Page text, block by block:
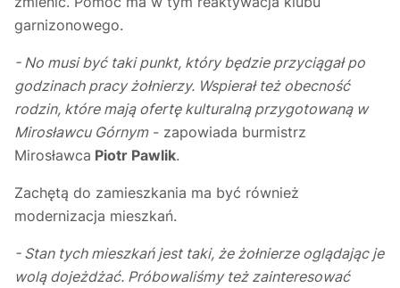
garnizonowego.
- No musi być taki punkt, który będzie przyciągał po
godzinach pracy żołnierzy. Wspierał też obecność
rodzin, które mają ofertę kulturalną przygotowaną w
Mirosławcu Górnym- zapowiada burmistrz
Mirosławca Piotr Pawlik.
Zachętą do zamieszkania ma być również
modernizacja mieszkań.
- Stan tych mieszkań jest taki, że żołnierze oglądając je
wolą dojeżdżać. Próbowaliśmy też zainteresować